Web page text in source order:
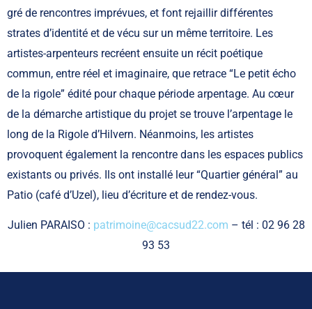
gré de rencontres imprévues, et font rejaillir différentes
strates d’identité et de vécu sur un même territoire. Les
artistes-arpenteurs recréent ensuite un récit poétique
commun, entre réel et imaginaire, que retrace “Le petit écho
de la rigole” édité pour chaque période arpentage. Au cœur
de la démarche artistique du projet se trouve l’arpentage le
long de la Rigole d’Hilvern. Néanmoins, les artistes
provoquent également la rencontre dans les espaces publics
existants ou privés. Ils ont installé leur “Quartier général” au
Patio (café d’Uzel), lieu d’écriture et de rendez-vous.
Julien PARAISO : patrimoine@cacsud22.com – tél : 02 96 28
93 53